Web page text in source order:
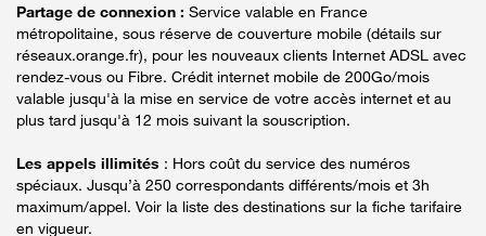
Partage de connexion : Service valable en France
métropolitaine, sous réserve de couverture mobile (détails sur
réseaux.orange.fr), pour les nouveaux clients Internet ADSL avec
rendez-vous ou Fibre. Crédit internet mobile de 200Go/mois
valable jusqu'à la mise en service de votre accès internet et au
plus tard jusqu'à 12 mois suivant la souscription.
Les appels illimités : Hors coût du service des numéros
spéciaux. Jusqu’à 250 correspondants différents/mois et 3h
maximum/appel. Voir la liste des destinations sur la fiche tarifaire
en vigueur.